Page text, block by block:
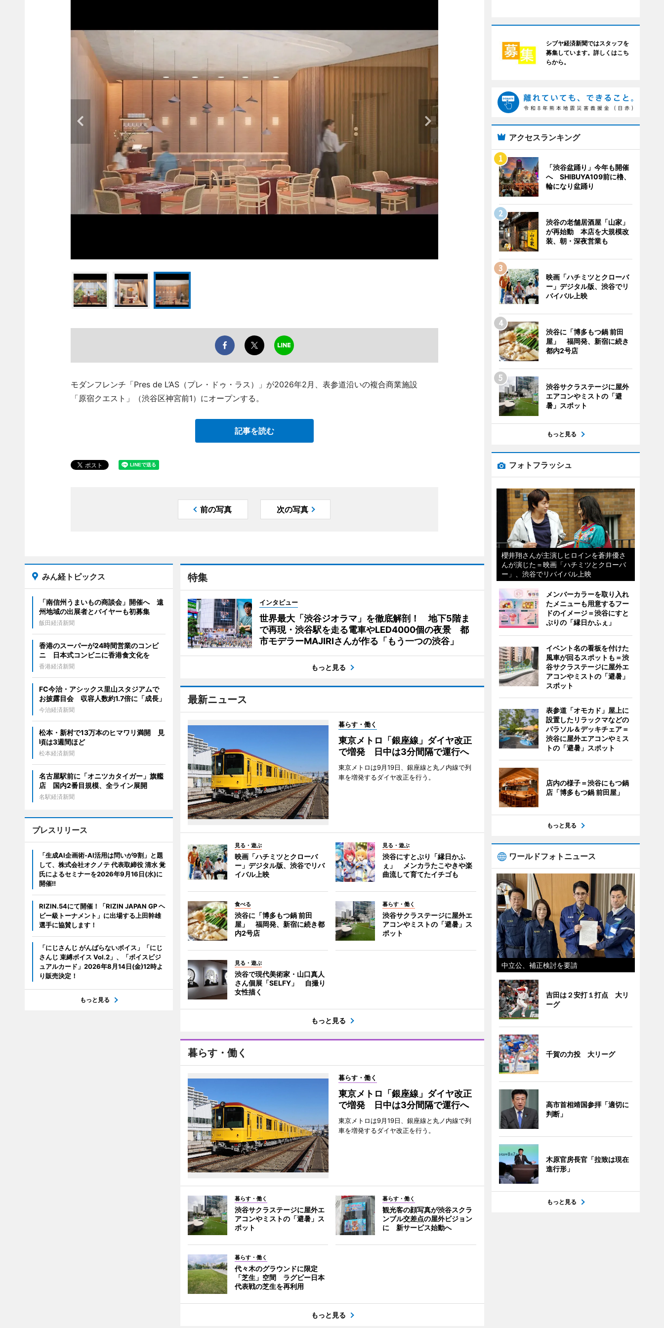
モダンフレンチ「Pres de L’AS（プレ・ドゥ・ラス）」が2026年2月、表参道沿いの複合商業施設
「原宿クエスト」（渋谷区神宮前1）にオープンする。
記事を読む
前の写真 次の写真
特集
インタビュー
世界最大「渋谷ジオラマ」を徹底解剖！ 地下5階ま
で再現・渋谷駅を走る電車やLED4000個の夜景 都
市モデラーMAJIRIさんが作る「もう一つの渋谷」
もっと見る
最新ニュース
暮らす・働く
東京メトロ「銀座線」ダイヤ改正
で増発 日中は3分間隔で運行へ
東京メトロは9月19日、銀座線と丸ノ内線で列
車を増発するダイヤ改正を行う。
見る・遊ぶ
映画「ハチミツとクローバ
ー」デジタル版、渋谷でリバ
イバル上映
見る・遊ぶ
渋谷にすとぷり「縁日かふ
ぇ」 メンカラたこやきや楽
曲流して育てたイチゴも
食べる
渋谷に「博多もつ鍋 前田
屋」 福岡発、新宿に続き都
内2号店
暮らす・働く
渋谷サクラステージに屋外エ
アコンやミストの「避暑」ス
ポット
見る・遊ぶ
渋谷で現代美術家・山口真人
さん個展「SELFY」 自撮り
女性描く
もっと見る
暮らす・働く
暮らす・働く
東京メトロ「銀座線」ダイヤ改正
で増発 日中は3分間隔で運行へ
東京メトロは9月19日、銀座線と丸ノ内線で列
車を増発するダイヤ改正を行う。
暮らす・働く
渋谷サクラステージに屋外エ
アコンやミストの「避暑」ス
ポット
暮らす・働く
観光客の顔写真が渋谷スクラ
ンブル交差点の屋外ビジョン
に 新サービス始動へ
暮らす・働く
代々木のグラウンドに限定
「芝生」空間 ラグビー日本
代表戦の芝生を再利用
もっと見る
みん経トピックス
「南信州うまいもの商談会」開催へ 遠
州地域の出展者とバイヤーも初募集
飯田経済新聞
香港のスーパーが24時間営業のコンビ
ニ 日本式コンビニに香港食文化を
香港経済新聞
FC今治・アシックス里山スタジアムで
お披露目会 収容人数約1.7倍に「成長」
今治経済新聞
松本・新村で13万本のヒマワリ満開 見
頃は3週間ほど
松本経済新聞
名古屋駅前に「オニツカタイガー」旗艦
店 国内2番目規模、全ライン展開
名駅経済新聞
プレスリリース
「生成AI企画術-AI活用は問いが9割」と題
して、株式会社オクノテ 代表取締役 清水 覚
氏によるセミナーを2026年9月16日(水)に
開催!!
RIZIN.54にて開催！「RIZIN JAPAN GP ヘ
ビー級トーナメント」に出場する上田幹雄
選手に協賛します！
「にじさんじ がんばらないボイス」「にじ
さんじ 束縛ボイス Vol.2」、「ボイスビジ
ュアルカード」2026年8月14日(金)12時よ
り販売決定！
もっと見る
シブヤ経済新聞ではスタッフを
募集しています。詳しくはこち
らから。
アクセスランキング
「渋谷盆踊り」今年も開催
へ SHIBUYA109前に櫓、
輪になり盆踊り
渋谷の老舗居酒屋「山家」
が再始動 本店を大規模改
装、朝・深夜営業も
映画「ハチミツとクローバ
ー」デジタル版、渋谷でリ
バイバル上映
渋谷に「博多もつ鍋 前田
屋」 福岡発、新宿に続き
都内2号店
渋谷サクラステージに屋外
エアコンやミストの「避
暑」スポット
もっと見る
フォトフラッシュ
櫻井翔さんが主演しヒロインを蒼井優さ
んが演じた＝映画「ハチミツとクローバ
ー」、渋谷でリバイバル上映
メンバーカラーを取り入れ
たメニューも用意するフー
ドのイメージ＝渋谷にすと
ぷりの「縁日かふぇ」
イベント名の看板を付けた
風車が回るスポットも＝渋
谷サクラステージに屋外エ
アコンやミストの「避暑」
スポット
表参道「オモカド」屋上に
設置したリラックマなどの
パラソル＆デッキチェア＝
渋谷に屋外エアコンやミス
トの「避暑」スポット
店内の様子＝渋谷にもつ鍋
店「博多もつ鍋 前田屋」
もっと見る
ワールドフォトニュース
中立公、補正検討を要請
吉田は２安打１打点 大リ
ーグ
千賀の力投 大リーグ
高市首相靖国参拝「適切に
判断」
木原官房長官「拉致は現在
進行形」
もっと見る